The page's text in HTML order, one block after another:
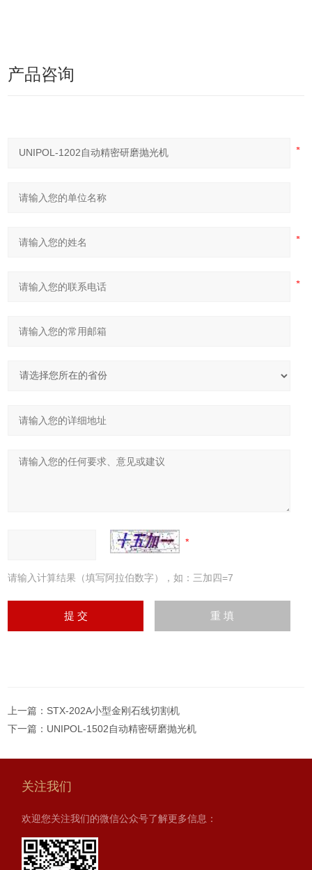
产品咨询
请输入计算结果（填写阿拉伯数字），如：三加四=7
上一篇： STX-202A小型金刚石线切割机
下一篇： UNIPOL-1502自动精密研磨抛光机
关注我们
欢迎您关注我们的微信公众号了解更多信息：